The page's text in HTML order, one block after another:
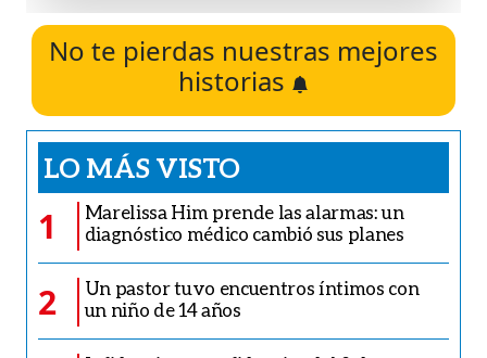
No te pierdas nuestras mejores
historias
LO MÁS VISTO
1
Marelissa Him prende las alarmas: un
diagnóstico médico cambió sus planes
2
Un pastor tuvo encuentros íntimos con
un niño de 14 años